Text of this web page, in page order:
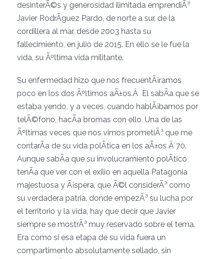
desinterÃ©s y generosidad ilimitada emprendiÃ³
Javier RodrÃ­guez Pardo, de norte a sur, de la
cordillera al mar, desde 2003 hasta su
fallecimiento, en julio de 2015. En ello se le fue la
vida, su Ãºltima vida militante.
Su enfermedad hizo que nos frecuentÃ¡ramos
poco en los dos Ãºltimos aÃ±os.Â El sabÃ­a que se
estaba yendo, y a veces, cuando hablÃ¡bamos por
telÃ©fono, hacÃ­a bromas con ello. Una de las
Ãºltimas veces que nos vimos prometiÃ³ que me
contarÃ­a de su vida polÃ­tica en los aÃ±os Â´70.
Aunque sabÃ­a que su involucramiento polÃ­tico
tenÃ­a que ver con el exilio en aquella Patagonia
majestuosa y Ã¡spera, que Ã©l considerÃ³ como
su verdadera patria, donde empezÃ³ su lucha por
el territorio y la vida, hay que decir que Javier
siempre se mostrÃ³ muy reservado sobre el tema.
Era como si esa etapa de su vida fuera un
compartimento absolutamente sellado, sin